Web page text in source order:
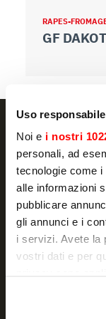
Uso
Noi e i nostri
personali, ad
tecnologie come
alle informazioni
pubblicare
gli annunci e i
i servizi. Avete la
vostri dati e per
modificare o
RAPES-
GF
Actualité et
votre boîte
traitement de